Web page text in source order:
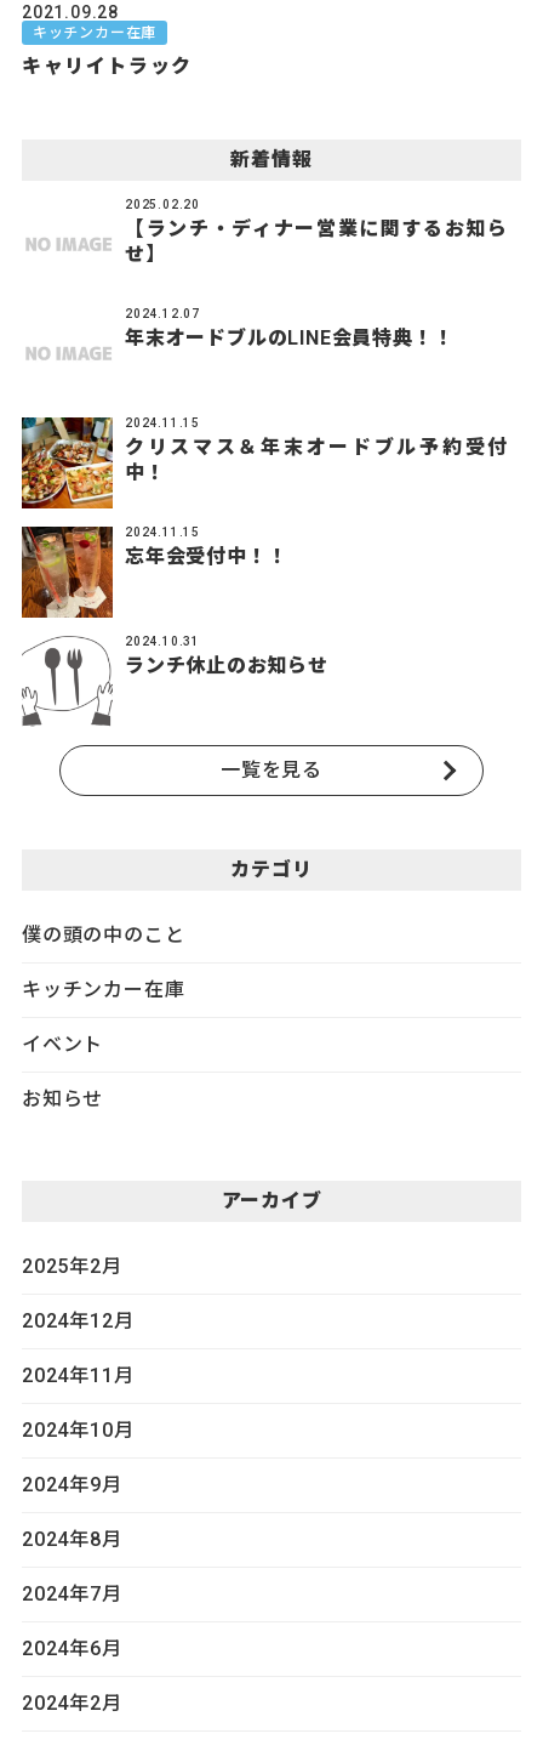
2021.09.28
キッチンカー在庫
キャリイトラック
新着情報
2025.02.20
【ランチ・ディナー営業に関するお知ら
せ】
2024.12.07
年末オードブルのLINE会員特典！！
2024.11.15
クリスマス＆年末オードブル予約受付
中！
2024.11.15
忘年会受付中！！
2024.10.31
ランチ休止のお知らせ
一覧を見る
カテゴリ
僕の頭の中のこと
キッチンカー在庫
イベント
お知らせ
アーカイブ
2025年2月
2024年12月
2024年11月
2024年10月
2024年9月
2024年8月
2024年7月
2024年6月
2024年2月